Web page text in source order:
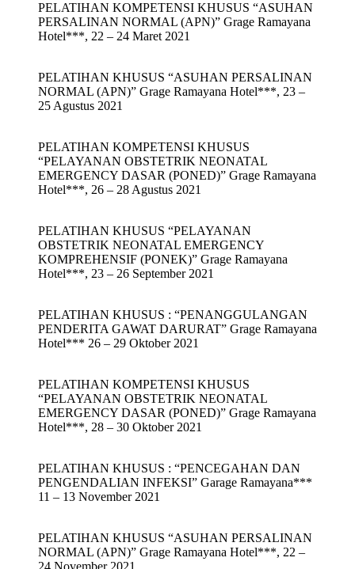
PELATIHAN KOMPETENSI KHUSUS “ASUHAN
PERSALINAN NORMAL (APN)” Grage Ramayana
Hotel***, 22 – 24 Maret 2021
PELATIHAN KHUSUS “ASUHAN PERSALINAN
NORMAL (APN)” Grage Ramayana Hotel***, 23 –
25 Agustus 2021
PELATIHAN KOMPETENSI KHUSUS
“PELAYANAN OBSTETRIK NEONATAL
EMERGENCY DASAR (PONED)” Grage Ramayana
Hotel***, 26 – 28 Agustus 2021
PELATIHAN KHUSUS “PELAYANAN
OBSTETRIK NEONATAL EMERGENCY
KOMPREHENSIF (PONEK)” Grage Ramayana
Hotel***, 23 – 26 September 2021
PELATIHAN KHUSUS : “PENANGGULANGAN
PENDERITA GAWAT DARURAT” Grage Ramayana
Hotel*** 26 – 29 Oktober 2021
PELATIHAN KOMPETENSI KHUSUS
“PELAYANAN OBSTETRIK NEONATAL
EMERGENCY DASAR (PONED)” Grage Ramayana
Hotel***, 28 – 30 Oktober 2021
PELATIHAN KHUSUS : “PENCEGAHAN DAN
PENGENDALIAN INFEKSI” Garage Ramayana***
11 – 13 November 2021
PELATIHAN KHUSUS “ASUHAN PERSALINAN
NORMAL (APN)” Grage Ramayana Hotel***, 22 –